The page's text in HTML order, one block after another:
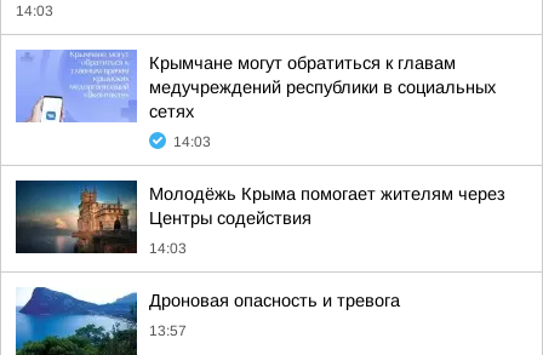
14:03
Крымчане могут обратиться к главам
медучреждений республики в социальных
сетях
14:03
Молодёжь Крыма помогает жителям через
Центры содействия
14:03
Дроновая опасность и тревога
13:57